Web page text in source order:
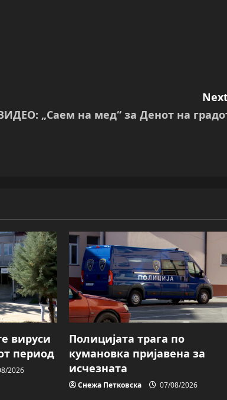
„Саем на мед“ за Денот на
вируси
период
2026
Полицијата трага пo
кумановка пријавена за
исчезната
Снежа Петковска 07/08/2026